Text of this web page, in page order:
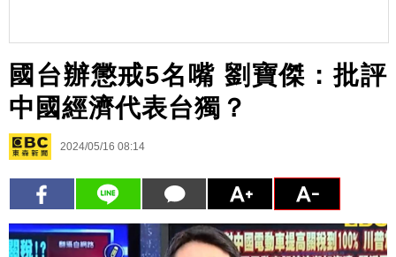
國台辦懲戒5名嘴 劉寶傑：批評
中國經濟代表台獨？
2024/05/16 08:14